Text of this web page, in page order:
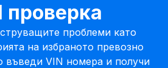
проблеми като
на избраното превозно
въведи VIN номера и получи